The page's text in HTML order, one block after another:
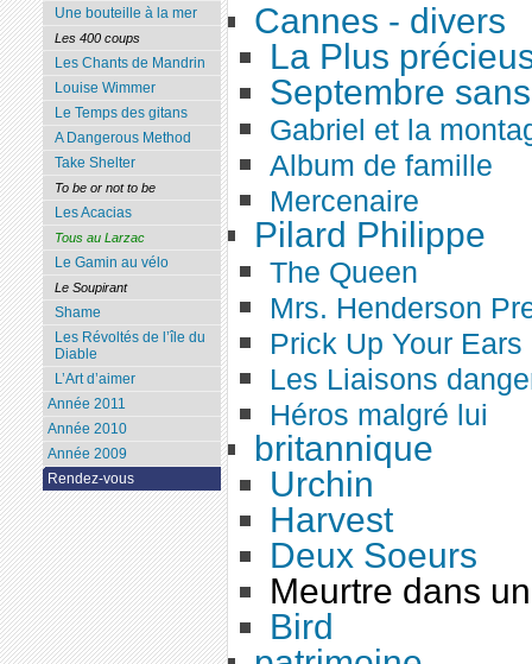
Cannes - divers
La Plus
Septembre
Gabriel et la
Album de famille
Mercenaire
Pilard Philippe
The Queen
Mrs. Henderson
Prick Up Your Ears
Les Liaisons
Héros malgré lui
britannique
Urchin
Harvest
Deux Soeurs
Meurtre dans
Bird
Une bouteille à la mer
Les 400 coups
Les Chants de Mandrin
Louise Wimmer
Le Temps des gitans
A Dangerous Method
Take Shelter
To be or not to be
Les Acacias
Tous au Larzac
Le Gamin au vélo
Le Soupirant
Shame
Les Révoltés de l’île du
Diable
L’Art d’aimer
Année 2011
Année 2010
Année 2009
Rendez-vous